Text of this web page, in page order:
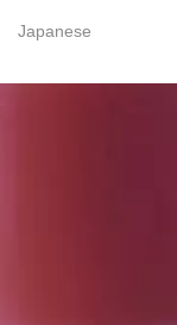
Japanese